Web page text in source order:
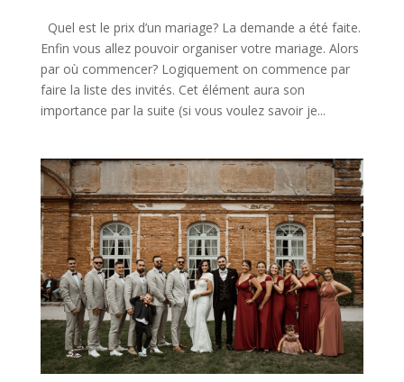
Quel est le prix d’un mariage? La demande a été faite.
Enfin vous allez pouvoir organiser votre mariage. Alors
par où commencer? Logiquement on commence par
faire la liste des invités. Cet élément aura son
importance par la suite (si vous voulez savoir je...